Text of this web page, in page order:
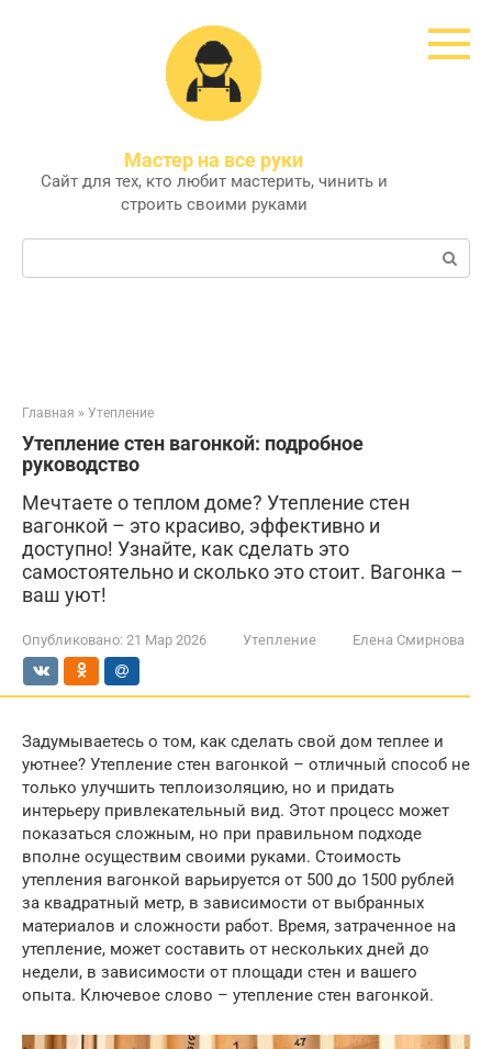
Мастер на все руки
Сайт для тех, кто любит мастерить, чинить и
строить своими руками
Поиск:
Главная » Утепление
Утепление стен вагонкой: подробное
руководство
Мечтаете о теплом доме? Утепление стен
вагонкой – это красиво, эффективно и
доступно! Узнайте, как сделать это
самостоятельно и сколько это стоит. Вагонка –
ваш уют!
Опубликовано: 21 Мар 2026 Утепление Елена Смирнова
Задумываетесь о том, как сделать свой дом теплее и
уютнее? Утепление стен вагонкой – отличный способ не
только улучшить теплоизоляцию, но и придать
интерьеру привлекательный вид. Этот процесс может
показаться сложным, но при правильном подходе
вполне осуществим своими руками. Стоимость
утепления вагонкой варьируется от 500 до 1500 рублей
за квадратный метр, в зависимости от выбранных
материалов и сложности работ. Время, затраченное на
утепление, может составить от нескольких дней до
недели, в зависимости от площади стен и вашего
опыта. Ключевое слово – утепление стен вагонкой.